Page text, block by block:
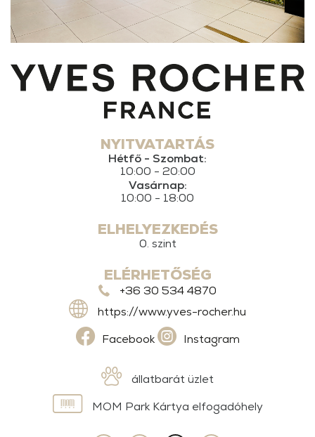
NYITVATARTÁS
Hétfő - Szombat:
10:00 - 20:00
Vasárnap:
10:00 - 18:00
ELHELYEZKEDÉS
0. szint
ELÉRHETŐSÉG
+36 30 534 4870
https://www.yves-rocher.hu
Facebook
Instagram
állatbarát üzlet
MOM Park Kártya elfogadóhely